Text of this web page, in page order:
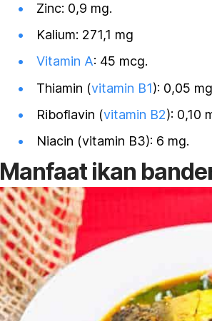
Zinc: 0,9 mg.
Kalium: 271,1 mg
Vitamin A: 45 mcg.
Thiamin (vitamin B1): 0,05
Riboflavin (vitamin B2): 0,10
Niacin (vitamin B3): 6 mg.
Manfaat ikan